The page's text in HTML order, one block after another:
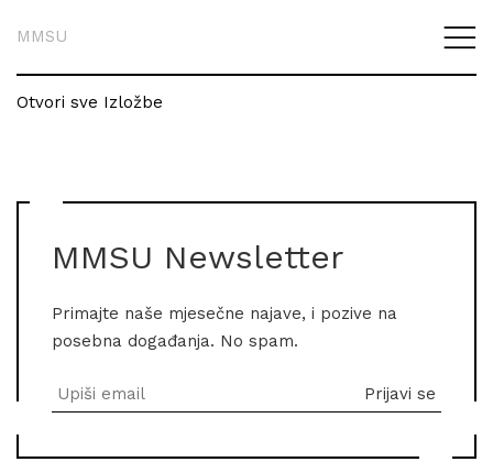
MMSU
Otvori sve Izložbe
MMSU Newsletter
Primajte naše mjesečne najave, i pozive na
posebna događanja. No spam.